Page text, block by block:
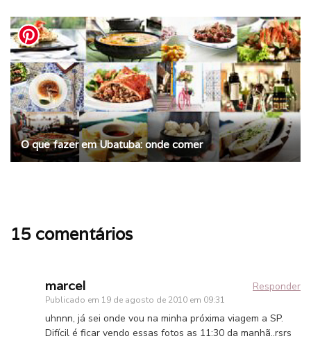
O que fazer em Ubatuba: onde comer
15 comentários
marcel
Publicado em 19 de agosto de 2010 em 09:31
Responder
uhnnn, já sei onde vou na minha próxima viagem a SP.
Difícil é ficar vendo essas fotos as 11:30 da manhã..rsrs